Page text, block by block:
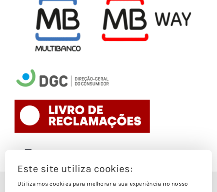
Navigation
© Copyright 1988- 2026
Este site utiliza cookies:
Utilizamos cookies para melhorar a sua experiência no nosso